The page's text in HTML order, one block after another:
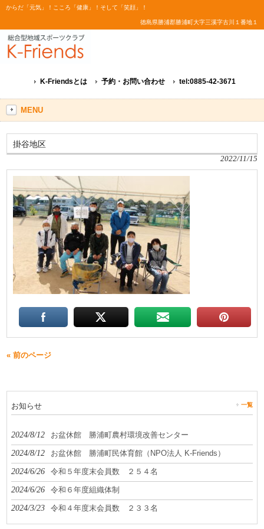
からだ「元気」！こころ「健康」！そして「笑顔」！
徳島県勝浦郡勝浦町大字三溪字古川１番地１
K-Friendsとは 予約・お問い合わせ tel:0885-42-3671
MENU
掛谷地区
2022/11/15
« 前のページ
お知らせ 一覧
2024/8/12 お盆休館 勝浦町農村環境改善センター
2024/8/12 お盆休館 勝浦町民体育館（NPO法人 K-Friends）
2024/6/26 令和５年度末会員数 ２５４名
2024/6/26 令和６年度組織体制
2024/3/23 令和４年度末会員数 ２３３名